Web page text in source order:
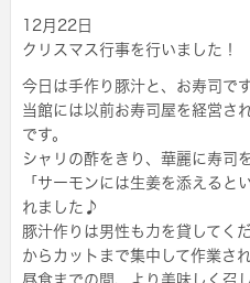
12月22日
クリスマス行事を行いました！
今日は手作り豚汁と、お寿司で
当館には以前お寿司屋を経営さ
です。
シャリの酢をきり、華麗に寿司
「サーモンには生姜を添えると
れました♪
豚汁作りは男性も力を貸してく
からカットまで集中して作業さ
昼食までの間、より美味しく召